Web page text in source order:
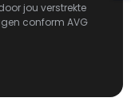
jou verstrekte
conform AVG